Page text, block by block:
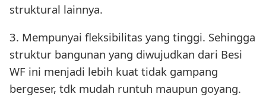
struktural lainnya.
3. Mempunyai fleksibilitas yang tinggi. Sehingga
struktur bangunan yang diwujudkan dari Besi
WF ini menjadi lebih kuat tidak gampang
bergeser, tdk mudah runtuh maupun goyang.